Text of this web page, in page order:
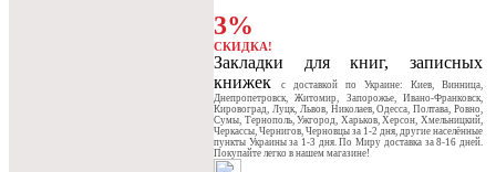
3%
СКИДКА!
Закладки для книг, записных
книжек
c доставкой по Украине: Киев, Винница,
Днепропетровск, Житомир, Запорожье, Ивано-Франковск,
Кировоград, Луцк, Львов, Николаев, Одесса, Полтава, Ровно,
Сумы, Тернополь, Ужгород, Харьков, Херсон, Хмельницкий,
Черкассы, Чернигов, Черновцы за 1-2 дня, другие населённые
пункты Украины за 1-3 дня. По Миру доставка за 8-16 дней.
Покупайте легко в нашем магазине!